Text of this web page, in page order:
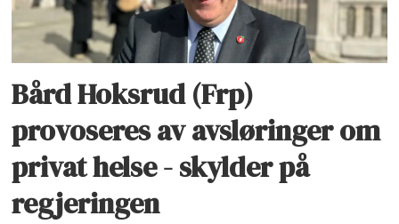
Bård Hoksrud (Frp)
provoseres av avsløringer om
privat helse - skylder på
regjeringen